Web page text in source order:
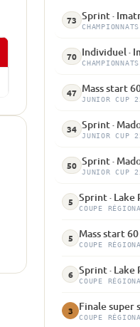
73 Sprint ·
70 Individuel ·
47 Mass start
JUNIOR CUP
34 Sprint ·
JUNIOR CUP
50 Sprint ·
JUNIOR CUP
5 Sprint · Lake
COUPE
5 Mass start 60
COUPE
6 Sprint · Lake
COUPE
3 Finale super
COUPE